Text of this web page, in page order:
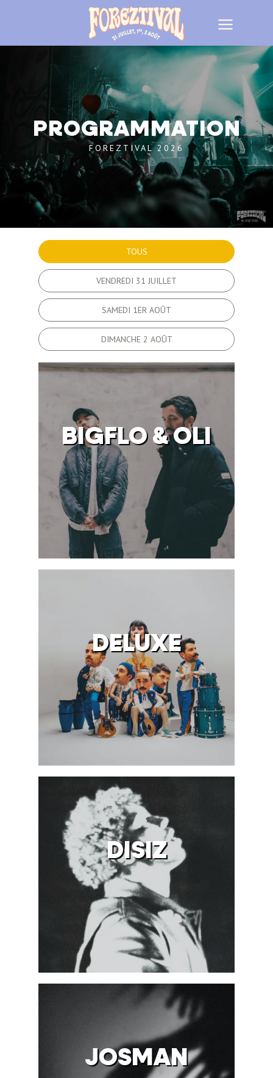
PROGRAMMATION
FOREZTIVAL 2026
TOUS
VENDREDI 31 JUILLET
SAMEDI 1ER AOÛT
DIMANCHE 2 AOÛT
BIGFLO & OLI
DELUXE
DISIZ
JOSMAN